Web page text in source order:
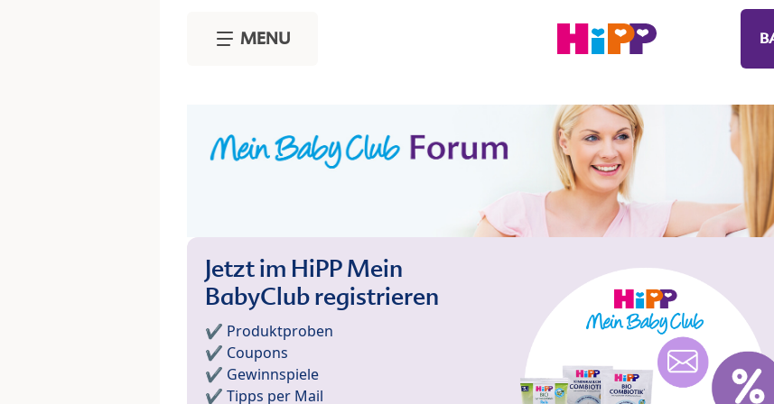
MENU
Jetzt im HiPP Mein
BabyClub registrieren
✔️ Produktproben
✔️ Coupons
✔️ Gewinnspiele
✔️ Tipps per Mail